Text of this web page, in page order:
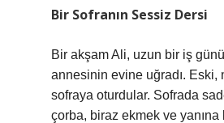
Bir Sofranın Sessiz Dersi
Bir akşam Ali, uzun bir iş
annesinin evine uğradı. Eski,
sofraya oturdular. Sofrada
çorba, biraz ekmek ve yanına